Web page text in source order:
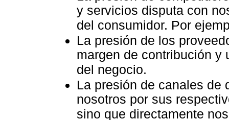
y servicios disputa con
del consumidor. Por
La presión de los
margen de contribución
del negocio.
La presión de canales de
nosotros por sus
sino que directamente